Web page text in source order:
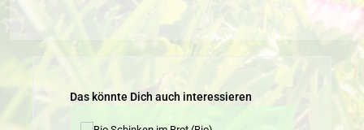
Produktgalerie überspringen
Das könnte Dich auch interessieren